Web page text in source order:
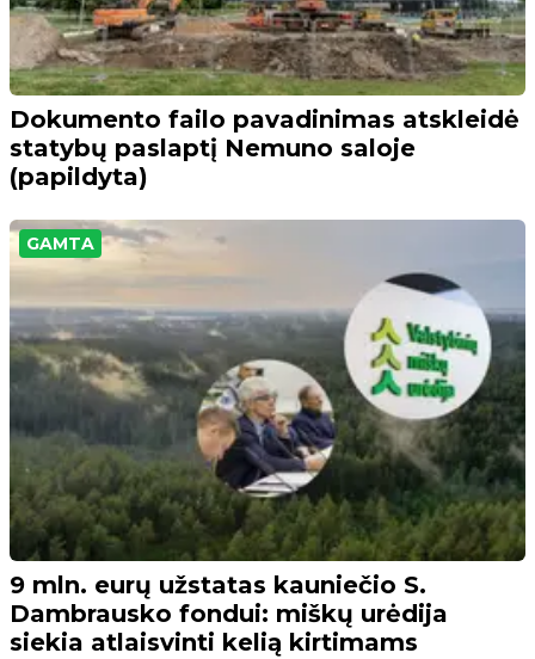
Dokumento failo pavadinimas atskleidė
statybų paslaptį Nemuno saloje
(papildyta)
GAMTA
9 mln. eurų užstatas kauniečio S.
Dambrausko fondui: miškų urėdija
siekia atlaisvinti kelią kirtimams